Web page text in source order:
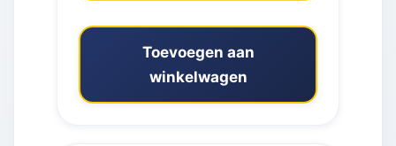
Toevoegen aan
winkelwagen